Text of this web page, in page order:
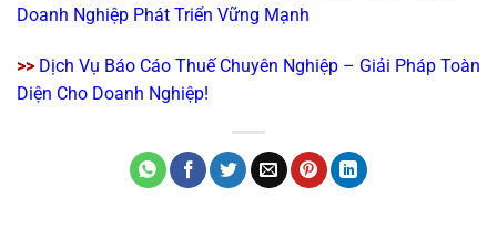
Doanh Nghiệp Phát Triển Vững Mạnh
>> Dịch Vụ Báo Cáo Thuế Chuyên Nghiệp – Giải Pháp Toàn
Diện Cho Doanh Nghiệp!